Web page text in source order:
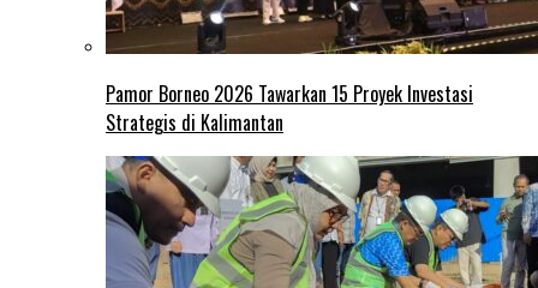
Pamor Borneo 2026 Tawarkan 15 Proyek Investasi
Strategis di Kalimantan